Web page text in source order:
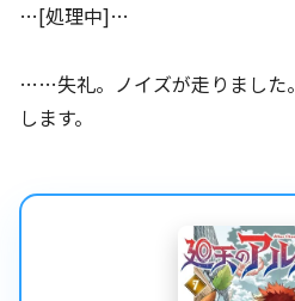
…[処理中]…
……失礼。ノイズが走りました
します。